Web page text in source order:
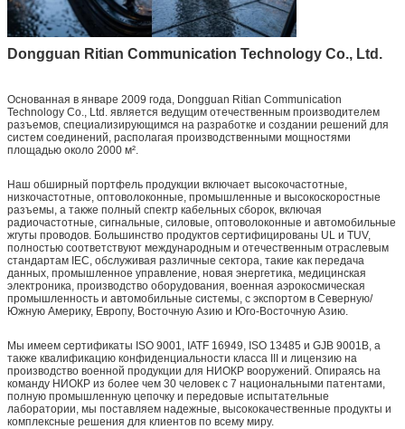
Dongguan Ritian Communication Technology Co., Ltd.
Основанная в январе 2009 года, Dongguan Ritian Communication
Technology Co., Ltd. является ведущим отечественным производителем
разъемов, специализирующимся на разработке и создании решений для
систем соединений, располагая производственными мощностями
площадью около 2000 м².
Наш обширный портфель продукции включает высокочастотные,
низкочастотные, оптоволоконные, промышленные и высокоскоростные
разъемы, а также полный спектр кабельных сборок, включая
радиочастотные, сигнальные, силовые, оптоволоконные и автомобильные
жгуты проводов. Большинство продуктов сертифицированы UL и TUV,
полностью соответствуют международным и отечественным отраслевым
стандартам IEC, обслуживая различные сектора, такие как передача
данных, промышленное управление, новая энергетика, медицинская
электроника, производство оборудования, военная аэрокосмическая
промышленность и автомобильные системы, с экспортом в Северную/
Южную Америку, Европу, Восточную Азию и Юго-Восточную Азию.
Мы имеем сертификаты ISO 9001, IATF 16949, ISO 13485 и GJB 9001B, а
также квалификацию конфиденциальности класса III и лицензию на
производство военной продукции для НИОКР вооружений. Опираясь на
команду НИОКР из более чем 30 человек с 7 национальными патентами,
полную промышленную цепочку и передовые испытательные
лаборатории, мы поставляем надежные, высококачественные продукты и
комплексные решения для клиентов по всему миру.